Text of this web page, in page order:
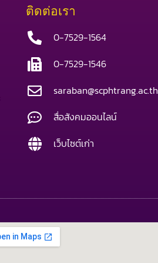
ติดต่อเรา
0-7529-1564
0-7529-1546
saraban@scphtrang.ac.th
สื่อสังคมออนไลน์
เว็บไซต์เก่า